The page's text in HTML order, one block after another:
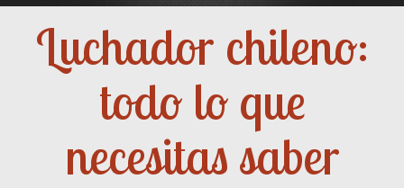
Luchador chileno:
todo lo que
necesitas saber